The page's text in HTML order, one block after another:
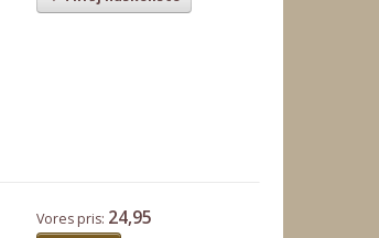
Vores pris: 24,95